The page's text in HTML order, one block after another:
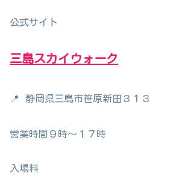
公式サイト
三島スカイウォーク
📍 静岡県三島市笹原新田３１３
営業時間９時～１７時
入場料